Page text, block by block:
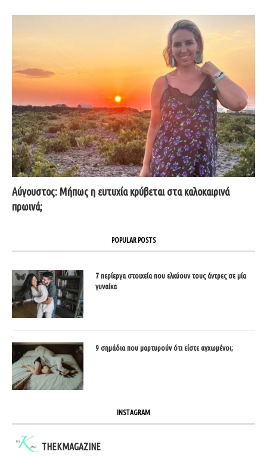
Αύγουστος: Μήπως η ευτυχία κρύβεται στα καλοκαιρινά
πρωινά;
POPULAR POSTS
7 περίεργα στοιχεία που ελκύουν τους άντρες σε μία
γυναίκα
9 σημάδια που μαρτυρούν ότι είστε αγχωμένοι;
INSTAGRAM
THEKMAGAZINE